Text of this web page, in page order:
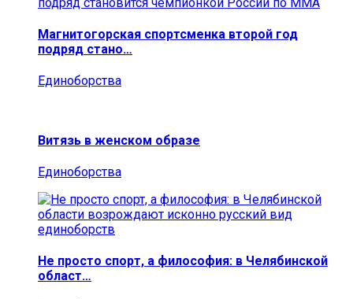
Магнитогорская спортсменка второй год
подряд стано…
Единоборства
Витязь в женском образе
Единоборства
Не просто спорт, а философия: в Челябинской
област…